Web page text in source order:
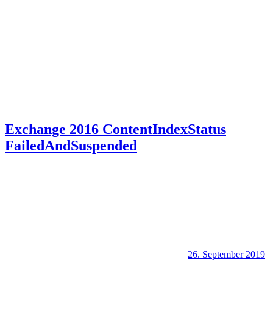
Exchange 2016 ContentIndexStatus
FailedAndSuspended
26. September 2019